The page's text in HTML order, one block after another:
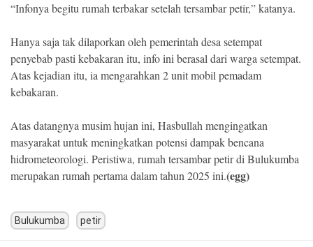
“Infonya begitu rumah terbakar setelah tersambar petir,” katanya.
Hanya saja tak dilaporkan oleh pemerintah desa setempat
penyebab pasti kebakaran itu, info ini berasal dari warga setempat.
Atas kejadian itu, ia mengarahkan 2 unit mobil pemadam
kebakaran.
Atas datangnya musim hujan ini, Hasbullah mengingatkan
masyarakat untuk meningkatkan potensi dampak bencana
hidrometeorologi. Peristiwa, rumah tersambar petir di Bulukumba
merupakan rumah pertama dalam tahun 2025 ini.(egg)
Bulukumba petir